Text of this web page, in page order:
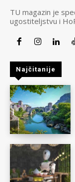
TU magazin je
ugostiteljstvu i
Najčitanije